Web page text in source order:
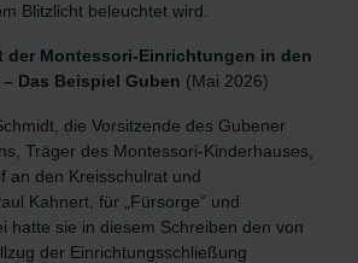
Blitzlicht beleuchtet wird.
der Montessori-Einrichtungen in den
Das Beispiel Guben (Mai 2026)
die Vorsitzende des Gubener
Träger des Montessori-Kinderhauses,
an den Kreisschulrat und
Kahnert, für „Fürsorge“ und
hatte sie in diesem Schreiben den von
der Einrichtungsschließung